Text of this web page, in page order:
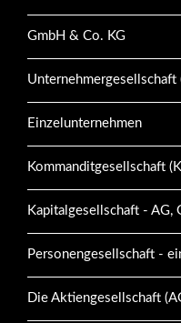
GmbH & Co. KG
Unternehmergesellschaft
Einzelunternehmen
Kommanditgesellschaft
Kapitalgesellschaft - AG,
Personengesellschaft -
Die Aktiengesellschaft